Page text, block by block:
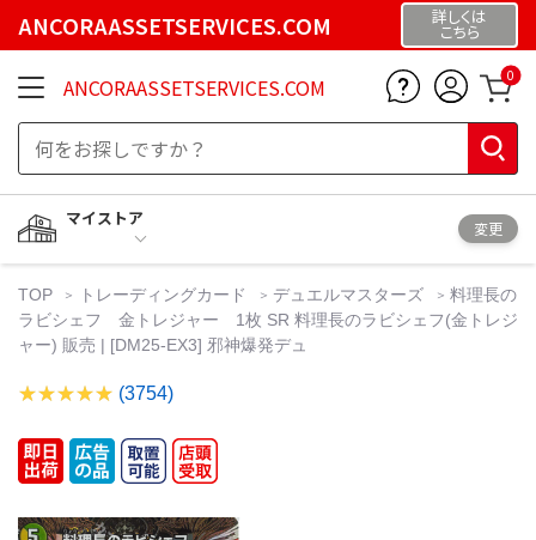
ANCORAASSETSERVICES.COM 詳しくは
こちら
ANCORAASSETSERVICES.COM 0
マイストア
変更
TOP トレーディングカード デュエルマスターズ
料理長の
ラビシェフ 金トレジャー 1枚 SR 料理長のラビシェフ(金トレジ
ャー) 販売 | [DM25-EX3] 邪神爆発デュ
(3754)